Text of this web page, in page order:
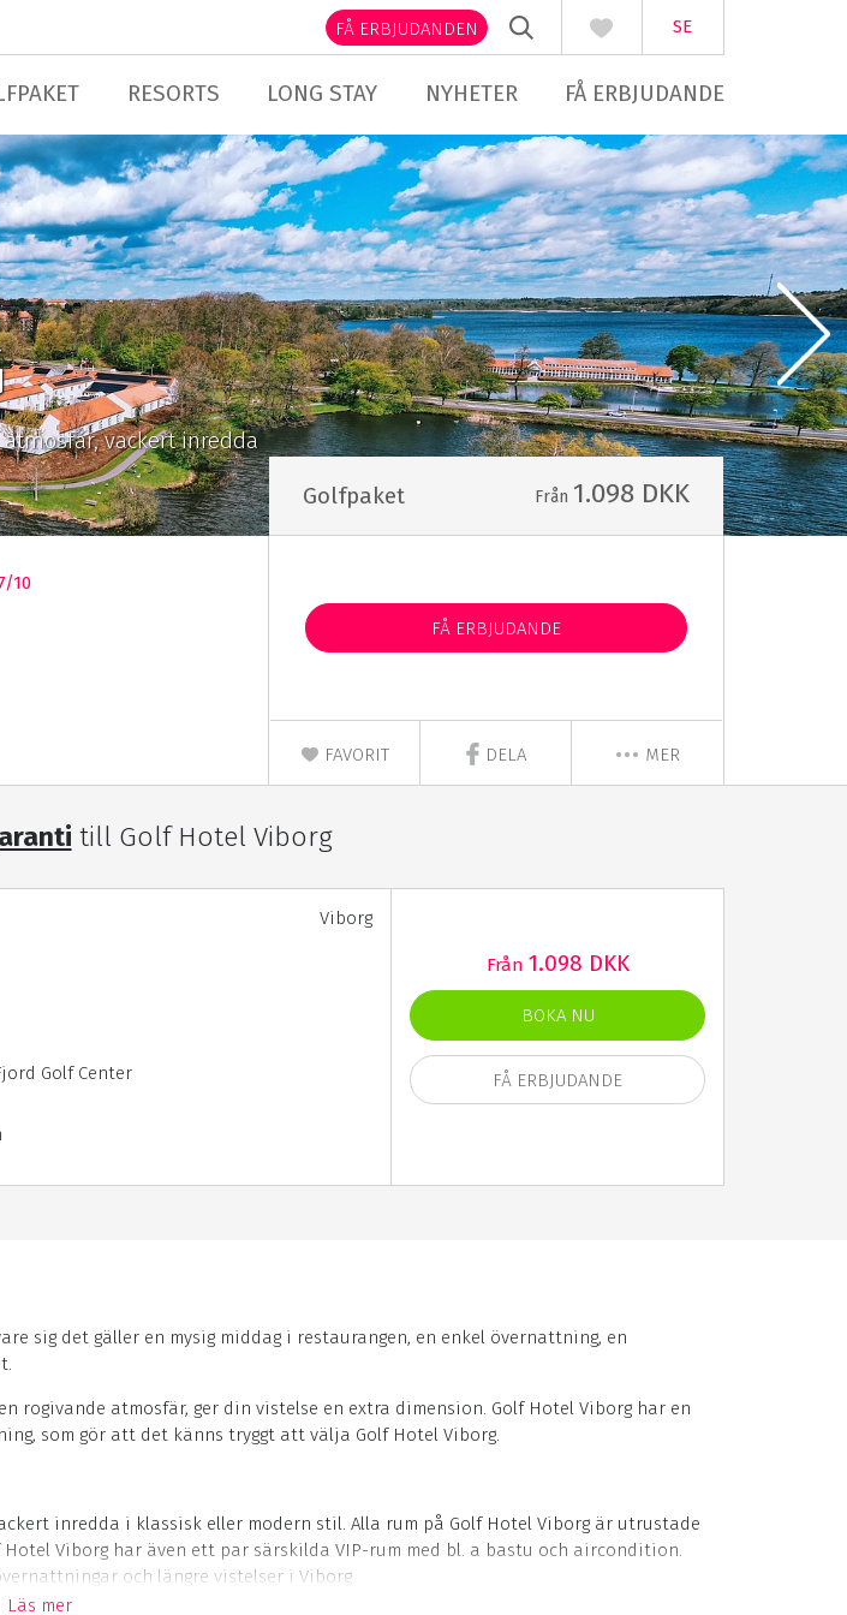
SE
FÅ ERBJUDANDEN
RESORTS LONG STAY NYHETER FÅ ERBJUDANDE
vackert inredda
10
Golfpaket Från 1.098 DKK
FÅ ERBJUDANDE
FAVORIT DELA MER
till Golf Hotel Viborg
Viborg
Golf Center
Från 1.098 DKK
BOKA NU
FÅ ERBJUDANDE
sig det gäller en mysig middag i restaurangen, en enkel övernattning, en
rogivande atmosfär, ger din vistelse en extra dimension. Golf Hotel Viborg har en
som gör att det känns tryggt att välja Golf Hotel Viborg.
inredda i klassisk eller modern stil. Alla rum på Golf Hotel Viborg är utrustade
Viborg har även ett par särskilda VIP-rum med bl. a bastu och aircondition.
och längre vistelser i Viborg.
Läs mer